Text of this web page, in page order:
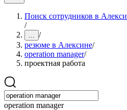
Поиск сотрудников в
/
... /
резюме в Алексине/
operation manager/
проектная работа
operation manager